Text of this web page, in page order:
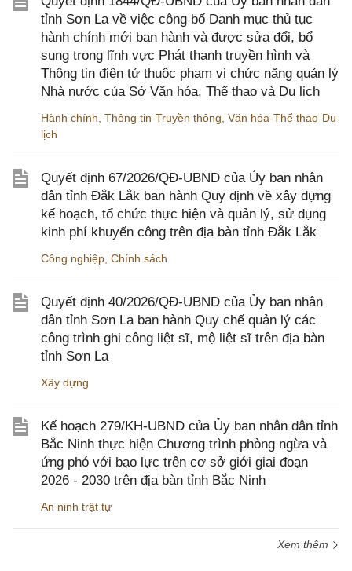
tỉnh Sơn La về việc công bố Danh mục thủ tục
hành chính mới ban hành và được sửa đổi, bổ
sung trong lĩnh vực Phát thanh truyền hình và
Thông tin điện tử thuộc phạm vi chức năng quản lý
Nhà nước của Sở Văn hóa, Thể thao và Du lịch
Hành chính Thông tin-Truyền thông Văn hóa-Thể thao-Du
lịch
Quyết định 67/2026/QĐ-UBND của Ủy ban nhân
dân tỉnh Đắk Lắk ban hành Quy định về xây dựng
kế hoạch, tổ chức thực hiện và quản lý, sử dụng
kinh phí khuyến công trên địa bàn tỉnh Đắk Lắk
Công nghiệp Chính sách
Quyết định 40/2026/QĐ-UBND của Ủy ban nhân
dân tỉnh Sơn La ban hành Quy chế quản lý các
công trình ghi công liệt sĩ, mộ liệt sĩ trên địa bàn
tỉnh Sơn La
Xây dựng
Kế hoạch 279/KH-UBND của Ủy ban nhân dân tỉnh
Bắc Ninh thực hiện Chương trình phòng ngừa và
ứng phó với bạo lực trên cơ sở giới giai đoạn
2026 - 2030 trên địa bàn tỉnh Bắc Ninh
An ninh trật tự
Xem thêm